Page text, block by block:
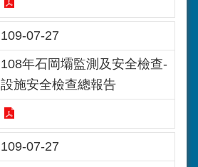
109-07-27
108年石岡壩監測及安全檢查-
設施安全檢查總報告
109-07-27